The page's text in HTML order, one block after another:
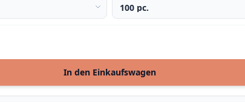
In den Einkaufswagen